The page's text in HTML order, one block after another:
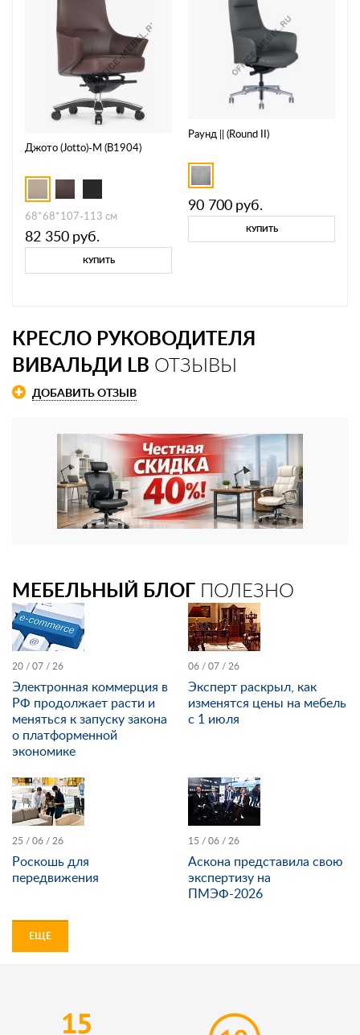
Джото (Jotto)-M (B1904)
68*68*107-113 см
82 350 руб.
КУПИТЬ
Раунд || (Round II)
90 700 руб.
КУПИТЬ
КРЕСЛО РУКОВОДИТЕЛЯ
ВИВАЛЬДИ LB ОТЗЫВЫ
ДОБАВИТЬ ОТЗЫВ
МЕБЕЛЬНЫЙ БЛОГ ПОЛЕЗНО
20 / 07 / 26
Электронная коммерция в
РФ продолжает расти и
меняться к запуску закона
о платформенной
экономике
06 / 07 / 26
Эксперт раскрыл, как
изменятся цены на мебель
с 1 июля
25 / 06 / 26
Роскошь для
передвижения
15 / 06 / 26
Аскона представила свою
экспертизу на
ПМЭФ-2026
ЕЩЕ